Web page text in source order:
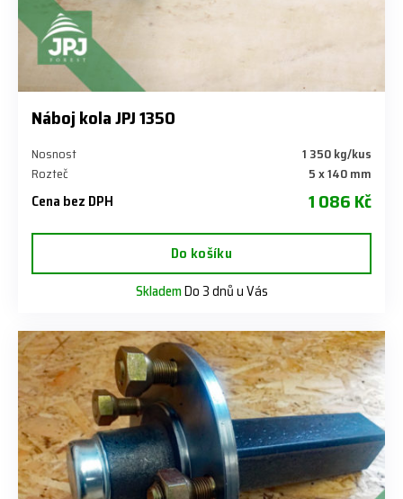
Náboj kola JPJ 1350
Nosnost
1 350 kg/kus
Rozteč
5 x 140 mm
Cena bez DPH 1 086 Kč
Do košíku
SklademDo 3 dnů u Vás